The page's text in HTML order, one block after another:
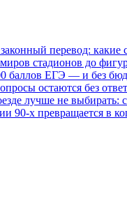
перевод:
стадионов до
баллов ЕГЭ — и без
остаются без
лучше не
90-х превращается в